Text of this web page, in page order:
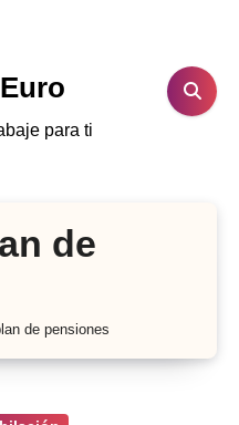
para ti
de
de pensiones